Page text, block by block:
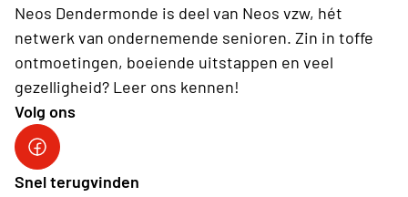
Neos Dendermonde is deel van Neos vzw, hét
netwerk van ondernemende senioren. Zin in toffe
ontmoetingen, boeiende uitstappen en veel
gezelligheid? Leer ons kennen!
Volg ons
Facebook
Snel terugvinden